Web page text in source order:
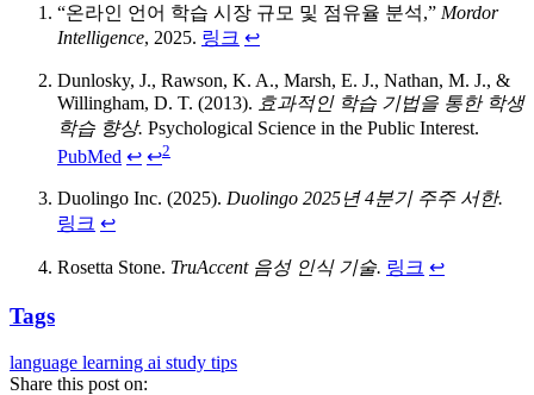
“온라인 언어 학습 시장 규모 및 점유율 분석,” Mordor
Intelligence, 2025. 링크 ↩
Dunlosky, J., Rawson, K. A., Marsh, E. J., Nathan, M. J., &
Willingham, D. T. (2013). 효과적인 학습 기법을 통한 학생
학습 향상. Psychological Science in the Public Interest.
PubMed ↩ ↩2
Duolingo Inc. (2025). Duolingo 2025년 4분기 주주 서한.
링크 ↩
Rosetta Stone. TruAccent 음성 인식 기술. 링크 ↩
Tags
language learning ai study tips
Share this post on: